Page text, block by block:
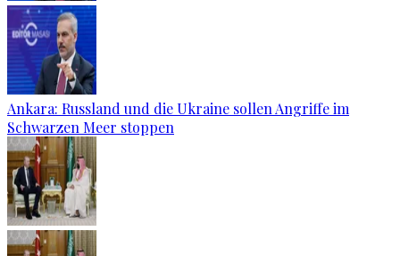
Ankara: Russland und die Ukraine sollen Angriffe im
Schwarzen Meer stoppen